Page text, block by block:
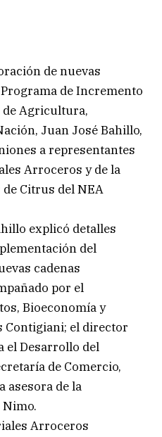
de nuevas
de Incremento
Agricultura,
Juan José Bahillo,
a representantes
Arroceros y de la
Citrus del NEA
explicó detalles
del
cadenas
por el
Bioeconomía y
Contigiani; el director
el Desarrollo del
de Comercio,
asesora de la
Nimo.
Arroceros